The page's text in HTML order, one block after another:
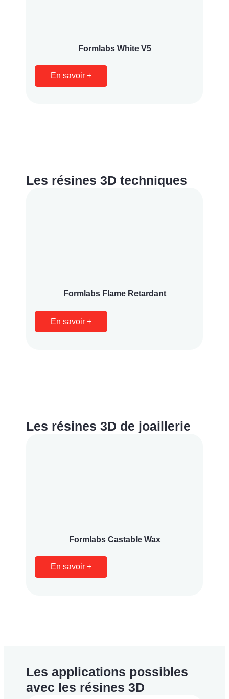
Formlabs White V5
En savoir +
Les résines 3D techniques
Formlabs Flame Retardant
En savoir +
Les résines 3D de joaillerie
Formlabs Castable Wax
En savoir +
Les applications possibles
avec les résines 3D